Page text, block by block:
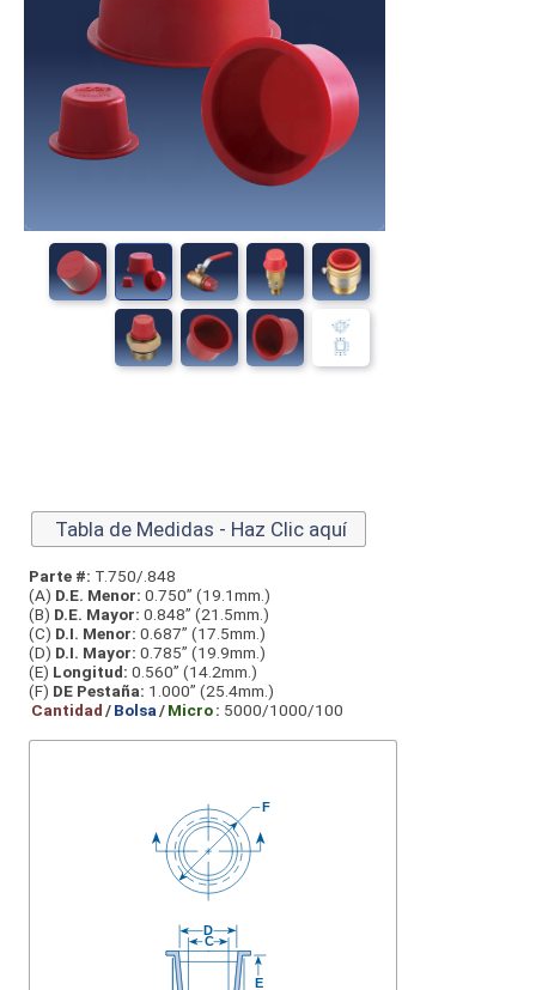
Tabla de Medidas - Haz Clic aquí
Parte #: T.750/.848
(A) D.E. Menor: 0.750” (19.1mm.)
(B) D.E. Mayor: 0.848” (21.5mm.)
(C) D.I. Menor: 0.687” (17.5mm.)
(D) D.I. Mayor: 0.785” (19.9mm.)
(E) Longitud: 0.560” (14.2mm.)
(F) DE Pestaña: 1.000” (25.4mm.)
Cantidad/Bolsa/Micro: 5000/1000/100